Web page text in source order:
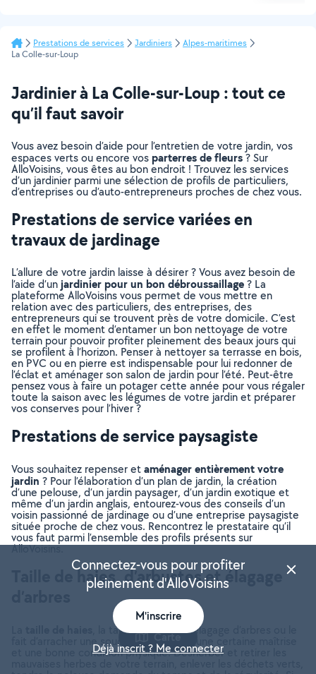
Prestations de services Jardiniers
Alpes-maritimes
La Colle-sur-Loup
Jardinier à La Colle-sur-Loup : tout ce
qu’il faut savoir
Vous avez besoin d’aide pour l’entretien de votre jardin, vos
espaces verts ou encore vosparterres de fleurs? Sur
AlloVoisins, vous êtes au bon endroit ! Trouvez les services
d’un jardinier parmi une sélection de profils de particuliers,
d’entreprises ou d’auto-entrepreneurs proches de chez vous.
Prestations de service variées en
travaux de jardinage
L’allure de votre jardin laisse à désirer ? Vous avez besoin de
l’aide d’unjardinier pour un bon débroussaillage? La
plateforme AlloVoisins vous permet de vous mettre en
relation avec des particuliers, des entreprises, des
entrepreneurs qui se trouvent près de votre domicile. C’est
en effet le moment d’entamer un bon nettoyage de votre
terrain pour pouvoir profiter pleinement des beaux jours qui
se profilent à l’horizon. Penser à nettoyer sa terrasse en bois,
en PVC ou en pierre est indispensable pour lui redonner de
l’éclat et aménager son salon de jardin pour l’été. Peut-être
pensez vous à faire un potager cette année pour vous régaler
toute la saison avec les légumes de votre jardin et préparer
vos conserves pour l’hiver ?
Prestations de service paysagiste
Vous souhaitez repenser etaménager entièrement votre
jardin ? Pour l’élaboration d’un plan de jardin, la création
d’une pelouse, d’un jardin paysager, d’un jardin exotique et
même d’un jardin anglais, entourez-vous des conseils d’un
voisin passionné de jardinage ou d’une entreprise paysagiste
située proche de chez vous. Rencontrez le prestataire qu’il
vous faut parmi l’ensemble des profils présents sur
AlloVoisins.
Taille de haies, d’arbustes et élagage
, la taille d’arbustes, l’élagage d’arbres ou le
fait d’arracher une souche demandent une certaine maîtrise
et une bonne condition physique. Désherber et retirer les
Carte
Connectez-vous pour profiter
pleinement d'AlloVoisins
M'inscrire
Déjà inscrit ? Me connecter